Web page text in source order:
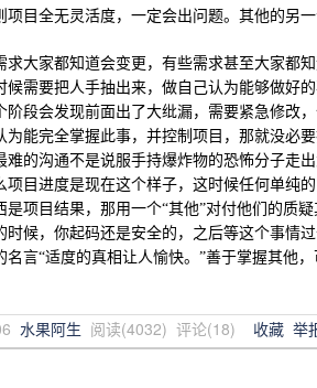
项目全无灵活度，一定会出问题。其他的另
求大家都知道会变更，有些需求甚至大家都
候需要把人手抽出来，做自己认为能够做好
阶段会发现前面出了大纰漏，需要紧急修改
为能完全掌握此事，并控制项目，那就没必
难的沟通不是说服手持爆炸物的恐怖分子走
项目进度是现在这个样子，这时候任何单纯
项目结果，那用一个“其他”对付他们的质
时候，你起码还是安全的，之后等这个事情
言“适度的真相让人愉快。”善于掌握其他
水果阿生 阅读(4032) 评论(18) 收藏 举